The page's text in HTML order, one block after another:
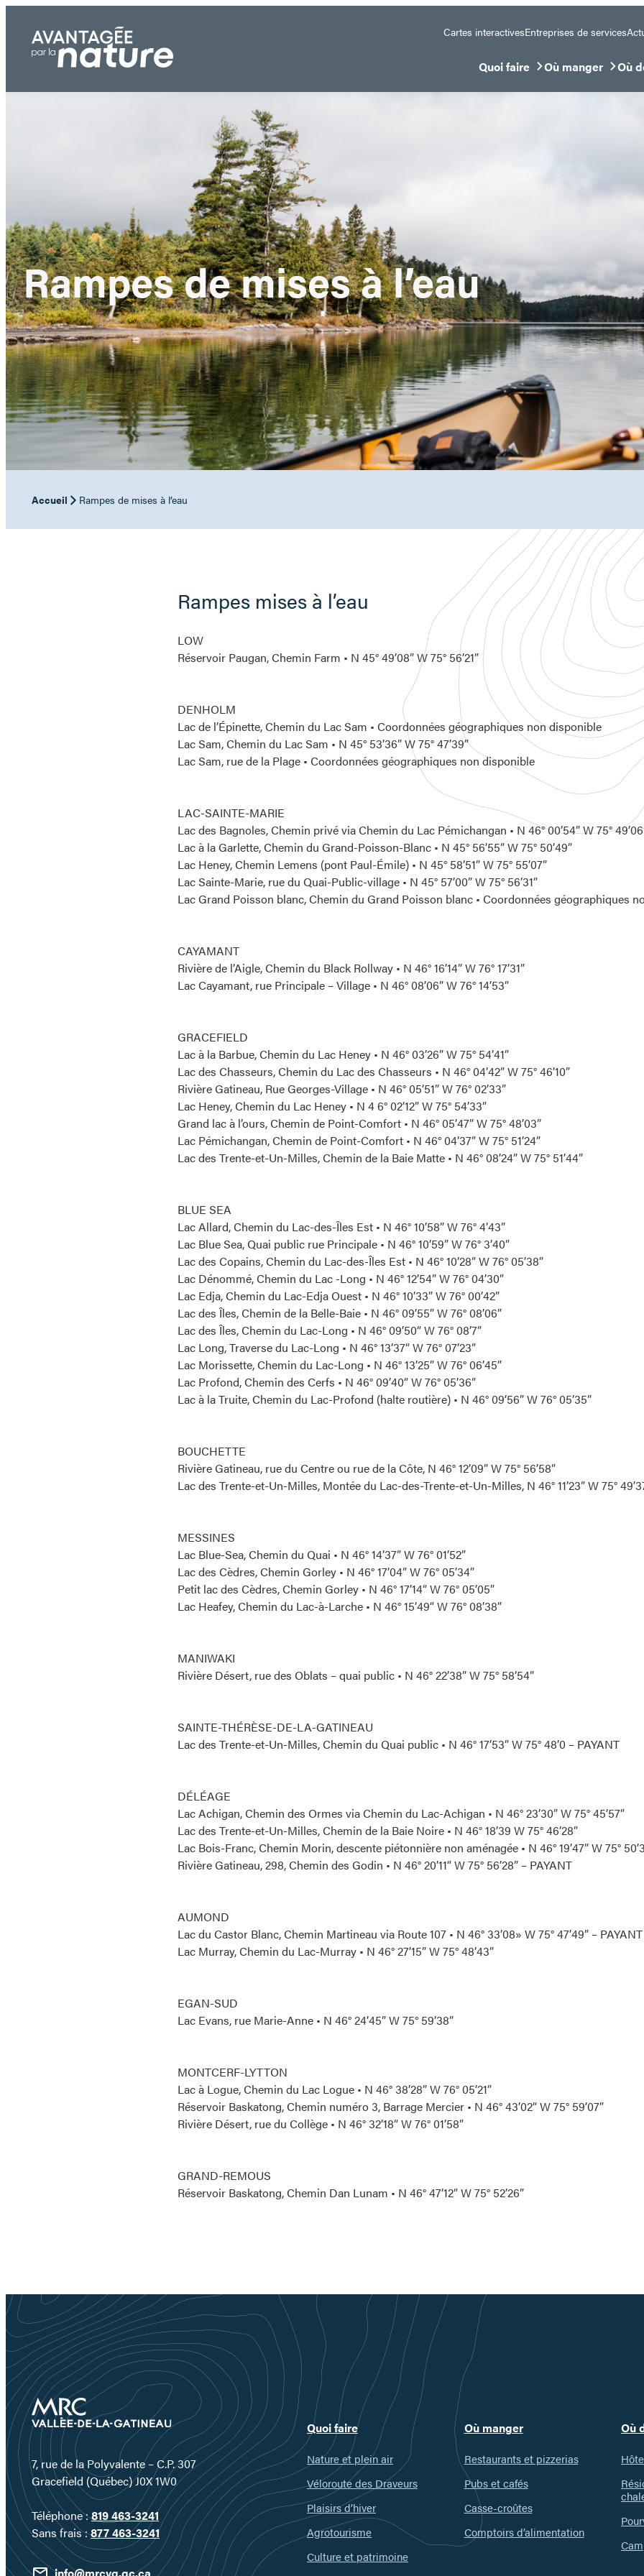
contenu
Cartes interactivesEntreprises de services
Quoi faire
Ouvrir/Fermer le sous-menu
Où manger
Ouvrir/Fermer le
Où
Rampes de mises à l’eau
Accueil Rampes de mises à l’eau
Rampes mises à l’eau
LOW
Réservoir Paugan, Chemin Farm • N 45° 49’08” W 75° 56’21”
DENHOLM
Lac de l’Épinette, Chemin du Lac Sam • Coordonnées géographiques non disponible
Lac Sam, Chemin du Lac Sam • N 45° 53’36” W 75° 47’39”
Lac Sam, rue de la Plage • Coordonnées géographiques non disponible
LAC-SAINTE-MARIE
Lac des Bagnoles, Chemin privé via Chemin du Lac Pémichangan • N 46° 00’54” W 75°
Lac à la Garlette, Chemin du Grand-Poisson-Blanc • N 45° 56’55” W 75° 50’49”
Lac Heney, Chemin Lemens (pont Paul-Émile) • N 45° 58’51” W 75° 55’07”
Lac Sainte-Marie, rue du Quai-Public-village • N 45° 57’00” W 75° 56’31”
Lac Grand Poisson blanc, Chemin du Grand Poisson blanc • Coordonnées géographiques
CAYAMANT
Rivière de l’Aigle, Chemin du Black Rollway • N 46° 16’14” W 76° 17’31”
Lac Cayamant, rue Principale – Village • N 46° 08’06” W 76° 14’53”
GRACEFIELD
Lac à la Barbue, Chemin du Lac Heney • N 46° 03’26” W 75° 54’41”
Lac des Chasseurs, Chemin du Lac des Chasseurs • N 46° 04’42” W 75° 46’10”
Rivière Gatineau, Rue Georges-Village • N 46° 05’51” W 76° 02’33”
Lac Heney, Chemin du Lac Heney • N 4 6° 02’12” W 75° 54’33”
Grand lac à l’ours, Chemin de Point-Comfort • N 46° 05’47” W 75° 48’03”
Lac Pémichangan, Chemin de Point-Comfort • N 46° 04’37” W 75° 51’24”
Lac des Trente-et-Un-Milles, Chemin de la Baie Matte • N 46° 08’24” W 75° 51’44”
BLUE SEA
Lac Allard, Chemin du Lac-des-Îles Est • N 46° 10’58” W 76° 4’43”
Lac Blue Sea, Quai public rue Principale • N 46° 10’59” W 76° 3’40”
Lac des Copains, Chemin du Lac-des-Îles Est • N 46° 10’28” W 76° 05’38”
Lac Dénommé, Chemin du Lac -Long • N 46° 12’54” W 76° 04’30”
Lac Edja, Chemin du Lac-Edja Ouest • N 46° 10’33” W 76° 00’42”
Lac des Îles, Chemin de la Belle-Baie • N 46° 09’55” W 76° 08’06”
Lac des Îles, Chemin du Lac-Long • N 46° 09’50“ W 76° 08’7”
Lac Long, Traverse du Lac-Long • N 46° 13’37“ W 76° 07’23”
Lac Morissette, Chemin du Lac-Long • N 46° 13’25” W 76° 06’45”
Lac Profond, Chemin des Cerfs • N 46° 09’40“ W 76° 05’36”
Lac à la Truite, Chemin du Lac-Profond (halte routière) • N 46° 09’56” W 76° 05’35”
BOUCHETTE
Rivière Gatineau, rue du Centre ou rue de la Côte, N 46° 12’09” W 75° 56’58”
Lac des Trente-et-Un-Milles, Montée du Lac-des-Trente-et-Un-Milles, N 46° 11’23” W 75°
MESSINES
Lac Blue-Sea, Chemin du Quai • N 46° 14’37” W 76° 01’52”
Lac des Cèdres, Chemin Gorley • N 46° 17’04” W 76° 05’34”
Petit lac des Cèdres, Chemin Gorley • N 46° 17’14“ W 76° 05’05”
Lac Heafey, Chemin du Lac-à-Larche • N 46° 15’49“ W 76° 08’38”
MANIWAKI
Rivière Désert, rue des Oblats – quai public • N 46° 22’38” W 75° 58’54”
SAINTE-THÉRÈSE-DE-LA-GATINEAU
Lac des Trente-et-Un-Milles, Chemin du Quai public • N 46° 17’53” W 75° 48’0 – PAYANT
DÉLÉAGE
Lac Achigan, Chemin des Ormes via Chemin du Lac-Achigan • N 46° 23’30” W 75° 45’57”
Lac des Trente-et-Un-Milles, Chemin de la Baie Noire • N 46° 18’39 W 75° 46’28”
Lac Bois-Franc, Chemin Morin, descente piétonnière non aménagée • N 46° 19’47” W 75°
Rivière Gatineau, 298, Chemin des Godin • N 46° 20’11“ W 75° 56’28” – PAYANT
AUMOND
Lac du Castor Blanc, Chemin Martineau via Route 107 • N 46° 33’08» W 75° 47’49” – PAYANT
Lac Murray, Chemin du Lac-Murray • N 46° 27’15” W 75° 48’43”
EGAN-SUD
Lac Evans, rue Marie-Anne • N 46° 24’45” W 75° 59’38”
MONTCERF-LYTTON
Lac à Logue, Chemin du Lac Logue • N 46° 38’28” W 76° 05’21”
Réservoir Baskatong, Chemin numéro 3, Barrage Mercier • N 46° 43’02“ W 75° 59’07”
Rivière Désert, rue du Collège • N 46° 32’18“ W 76° 01’58”
GRAND-REMOUS
Réservoir Baskatong, Chemin Dan Lunam • N 46° 47’12” W 75° 52’26”
7, rue de la Polyvalente – C.P. 307
Gracefield (Québec) J0X 1W0
Téléphone :819 463-3241
Sans frais :877 463-3241
Quoi faire
Nature et plein air
Véloroute des Draveurs
Plaisirs d’hiver
Agrotourisme
Culture et patrimoine
Où manger
Restaurants et pizzerias
Pubs et cafés
Casse-croûtes
Comptoirs d’alimentation
Où